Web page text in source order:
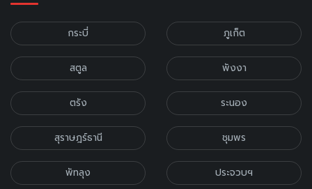
กระบี่ ภูเก็ต
สตูล พังงา
ตรัง ระนอง
สุราษฎร์ธานี ชุมพร
พัทลุง ประจวบฯ